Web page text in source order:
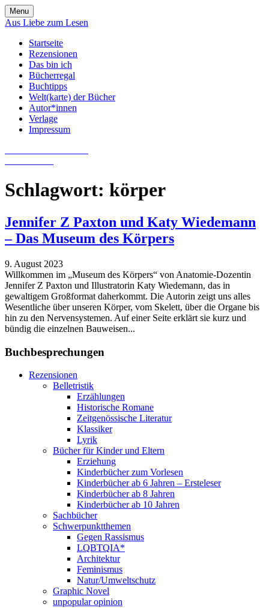
Skip
to
Menu
Aus Liebe zum Lesen
Startseite
Rezensionen
Das bin ich
Bücherregal
Buchtipps
Welt(karte) der Bücher
Autor*innen
Verlage
Impressum
Schlagwort: körper
Jennifer Z Paxton und Katy Wiedemann
– Das Museum des Körpers
9. August 2023
Willkommen im „Museum des Körpers“ von Anatomie-Dozentin
Jennifer Z Paxton und Illustratorin Katy Wiedemann, das in
gewaltigem Großformat daherkommt. Die Autorin zeigt uns alles
Wesentliche über unseren Körper, vom Skelett, über die Organe bis
hin zu den Nervensystemen. Auf einer Seite erklärt sie kurz und
bündig die einzelnen Bauweisen...
Buchbesprechungen
Rezensionen
Belletristik
Erzählungen
Historische Romane
Zeitgenössische Literatur
Klassiker
Lyrik
Bücher für Kinder und Eltern
Erziehung
Kinderbücher zum Vorlesen
Kinderbücher ab 6 Jahren – Ersteleser
Kinderbücher ab 8 Jahren
Kinderbücher ab 10 Jahren
Sachbücher
Schwerpunktthemen
Gegen Rassismus
LQBTQIA*
Architektur
Feminismus
Natur/Umweltschutz
Graphic Novel
unpopular opinion